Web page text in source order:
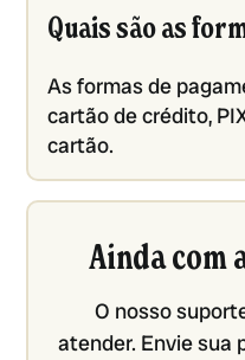
Quais são as
As formas de
cartão de crédito,
cartão.
Ainda com
O nosso
atender. Envie sua